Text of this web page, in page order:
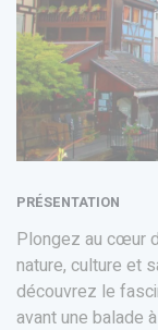
PRÉSENTATION
Plongez au cœur
nature, culture et
découvrez le
avant une balade